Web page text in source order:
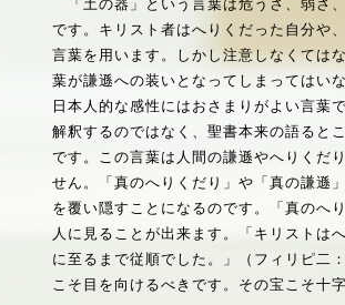
「土の器」という言葉は危うさ、弱さ
です。キリスト者はへりくだった自分や
言葉を用います。しかし注意しなくては
葉が謙遜への装いとなってしまってはい
日本人的な感性にはおさまりがよい言葉
解釈するのではなく、聖書本来の語ると
です。この言葉は人間の謙遜やへりくだ
せん。「真のへりくだり」や「真の謙遜
を覆い隠すことになるのです。「真のへ
人に見ることが出来ます。「キリストは
に至るまで従順でした。」（フィリピ二
こそ目を向けるべきです。その宝こそ十